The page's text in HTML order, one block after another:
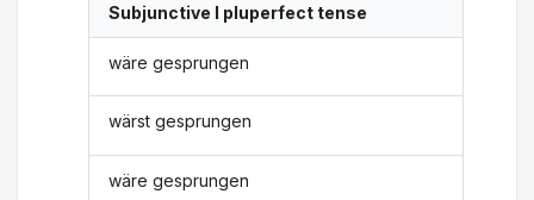
Subjunctive I pluperfect tense
wäre gesprungen
wärst gesprungen
wäre gesprungen